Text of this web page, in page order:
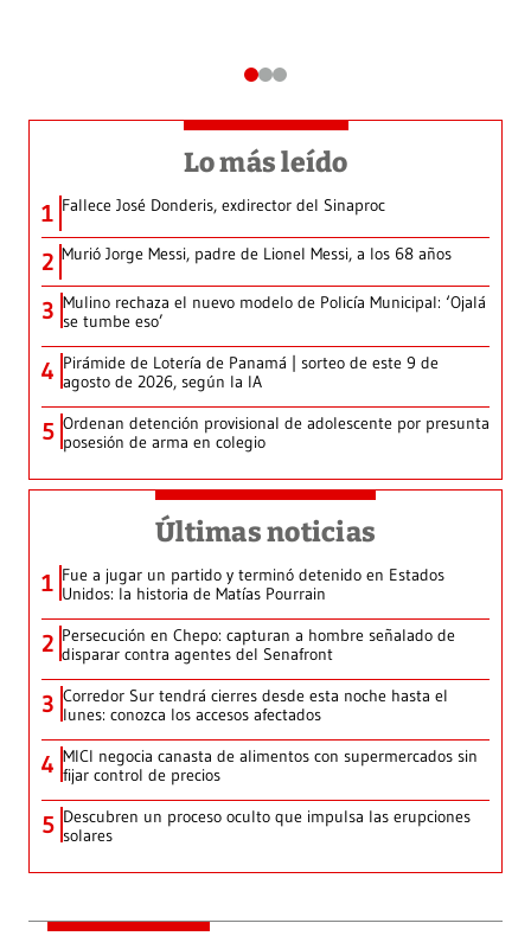
Lo más leído
1 Fallece José Donderis, exdirector del Sinaproc
2 Murió Jorge Messi, padre de Lionel Messi, a los 68 años
3 Mulino rechaza el nuevo modelo de Policía Municipal: ‘Ojalá
se tumbe eso’
4 Pirámide de Lotería de Panamá | sorteo de este 9 de
agosto de 2026, según la IA
5 Ordenan detención provisional de adolescente por presunta
posesión de arma en colegio
Últimas noticias
1 Fue a jugar un partido y terminó detenido en Estados
Unidos: la historia de Matías Pourrain
2 Persecución en Chepo: capturan a hombre señalado de
disparar contra agentes del Senafront
3 Corredor Sur tendrá cierres desde esta noche hasta el
lunes: conozca los accesos afectados
4 MICI negocia canasta de alimentos con supermercados sin
fijar control de precios
5 Descubren un proceso oculto que impulsa las erupciones
solares